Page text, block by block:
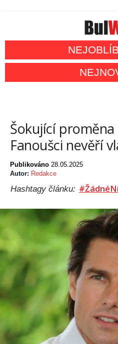
Šokující proměna
Fanoušci nevěří
Publikováno 28.05.2025
Autor: Redakce
Hashtagy článku: